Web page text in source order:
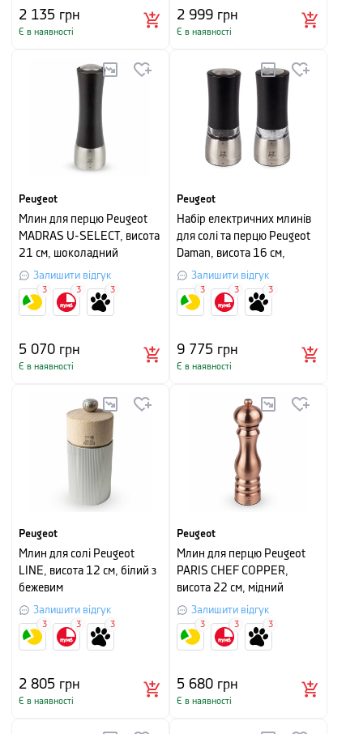
2 135 грн
Є в наявності
2 999 грн
Є в наявності
Peugeot
Млин для перцю Peugeot
MADRAS U-SELECT, висота
21 см, шоколадний
Залишити відгук
5 070 грн
Є в наявності
3 3 3
Peugeot
Набір електричних млинів
для солі та перцю Peugeot
Daman, висота 16 см,
чорний
Залишити відгук
9 775 грн
Є в наявності
3 3 3
Peugeot
Млин для солі Peugeot
LINE, висота 12 см, білий з
бежевим
Залишити відгук
2 805 грн
Є в наявності
3 3 3
Peugeot
Млин для перцю Peugeot
PARIS CHEF COPPER,
висота 22 см, мідний
Залишити відгук
5 680 грн
Є в наявності
3 3 3